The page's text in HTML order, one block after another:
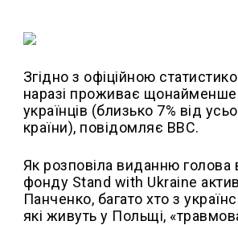
Згідно з офіційною
наразі проживає
українців (близько 7% від
країни), повідомляє ВВС.
Як розповіла виданню голова
фонду Stand with Ukraine
Панченко, багато хто з
які живуть у Польщі,